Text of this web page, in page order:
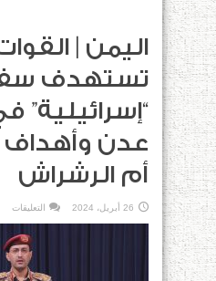
اليمن |
تستهدف
“إسرائيلية”
عدن
أم الرشراش
26 أبريل، 2024 التعليقات
|